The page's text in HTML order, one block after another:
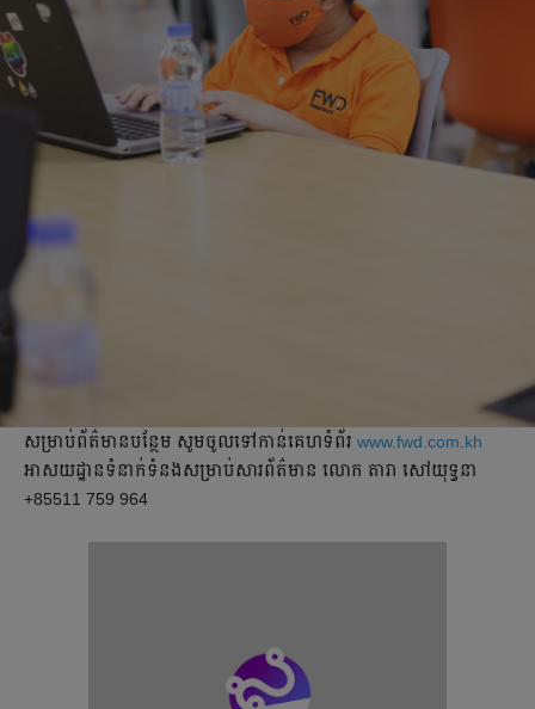
សម្រាប់ព័ត៌មានបន្ថែម សូមចូលទៅកាន់គេហទំព័រ www.fwd.com.kh
អាសយដ្ឋានទំនាក់ទំនងសម្រាប់សារព័ត៌មាន លោក តារា សៅយុទ្ធនា
+85511 759 964